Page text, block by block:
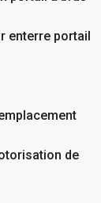
enterre portail
de